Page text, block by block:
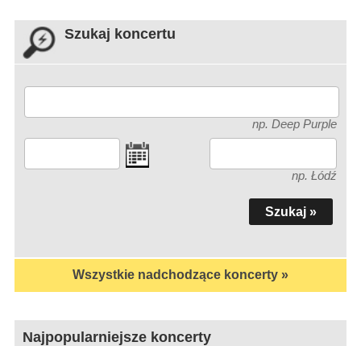
Szukaj koncertu
np. Deep Purple
np. Łódź
Wszystkie nadchodzące koncerty »
Najpopularniejsze koncerty